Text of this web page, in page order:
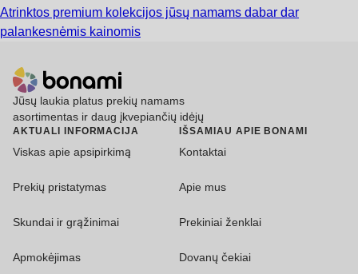
Atrinktos premium kolekcijos jūsų namams dabar dar
palankesnėmis kainomis
Jūsų laukia platus prekių namams
asortimentas ir daug įkvepiančių idėjų
AKTUALI INFORMACIJA
Viskas apie apsipirkimą
Prekių pristatymas
Skundai ir grąžinimai
Apmokėjimas
IŠSAMIAU APIE BONAMI
Kontaktai
Apie mus
Prekiniai ženklai
Dovanų čekiai